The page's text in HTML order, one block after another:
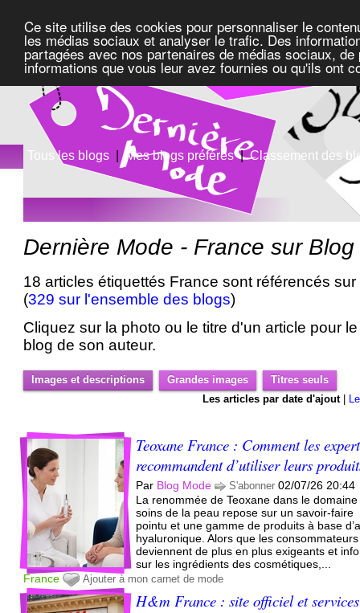
Ce site utilise des cookies pour personnaliser le
les médias sociaux et analyser le trafic. Des
partagées avec nos partenaires de médias sociaux,
informations que vous leur avez fournies ou qu'ils ont
Tous les blogs | Mes blogs préférés|Classement des
Dernière Mode - France sur
18 articles étiquettés France sont référencés
(329 sur l'ensemble des blogs)
Cliquez sur la photo ou le titre d'un article pour
blog de son auteur.
Images et descriptions Grandes images
Titres seuls
Les articles par date d'ajout|
Teoxane France : Comment les
recommandent d’utiliser leurs
Par Blog Mode S'abonner 02/07/26 20:44
La renommée de Teoxane dans le
soins de la peau repose sur un savoir-faire
pointu et une gamme de produits à base
hyaluronique. Alors que les consommateurs
deviennent de plus en plus exigeants et
sur les ingrédients des cosmétiques,...
France
Ajouter à mon carnet de mode
H&m France : site officiel et services